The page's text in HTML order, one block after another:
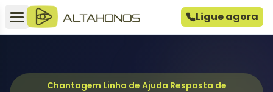
Ligue agora
Chantagem Linha de Ajuda Resposta de